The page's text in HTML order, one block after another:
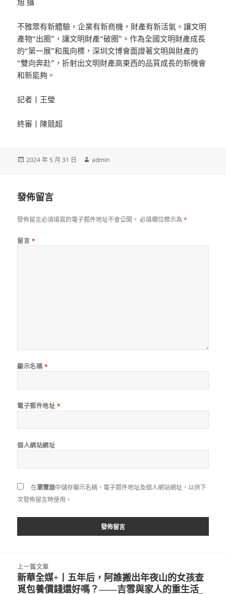
不雅眾有新體驗，企業有新商機，財產有新活氣。讓文明
產物“出圈”，讓文明財產“破圈”。作為全國文明財產成長
的“第一展”和風向標，深圳文博會面證著文明與財產的
“雙向奔赴”，折射出文明財產高東西的品質成長的新機會
和新能夠。
記者丨王瑩
終審丨陳競超
發
2024 年 5 月 31 日
作
admin
發佈留言
發佈留言必須填寫的電子郵件地址不會公開。 必填欄位標示為*
留言 *
顯示名稱 *
電子郵件地址 *
個人網站網址
在瀏覽器中儲存顯示名稱、電子郵件地址及個人網站網址，以供下
次發佈留言時使用。
上一篇文章
上
一
新華全媒+丨五年后，阿誰搬出年夜山的女孩查
覓包養價錢還好嗎？——吉雪與家人的重生活_